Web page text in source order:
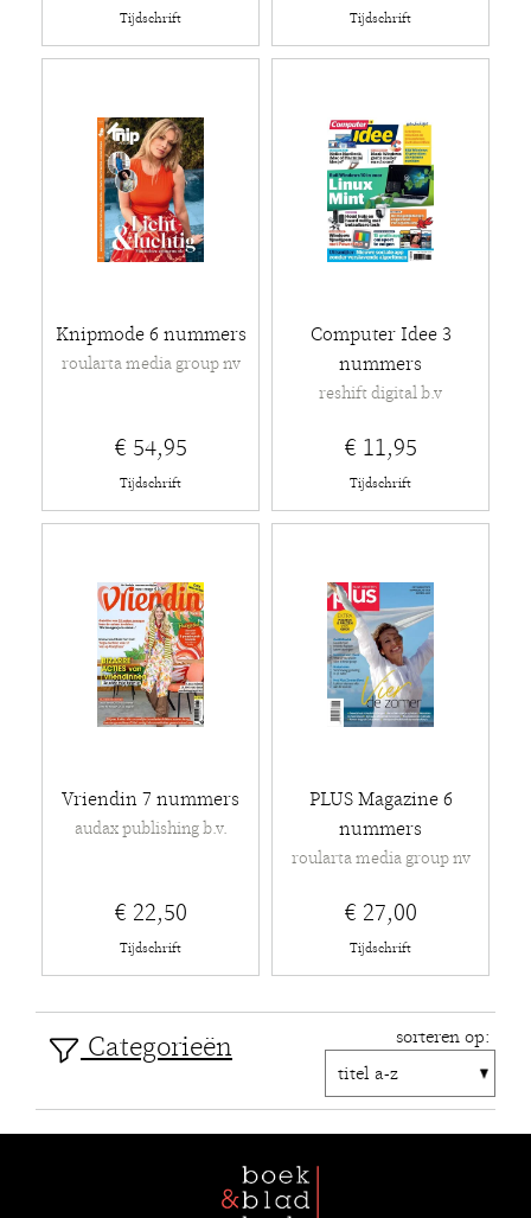
Tijdschrift Tijdschrift
Knipmode 6 nummers
roularta media group nv
€ 54,95
Tijdschrift
Computer Idee 3
nummers
reshift digital b.v
€ 11,95
Tijdschrift
Vriendin 7 nummers
audax publishing b.v.
€ 22,50
Tijdschrift
PLUS Magazine 6
nummers
roularta media group nv
€ 27,00
Tijdschrift
Categorieën sorteren op: